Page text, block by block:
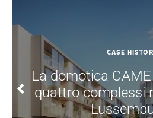
CASE
La domotica
quattro complessi